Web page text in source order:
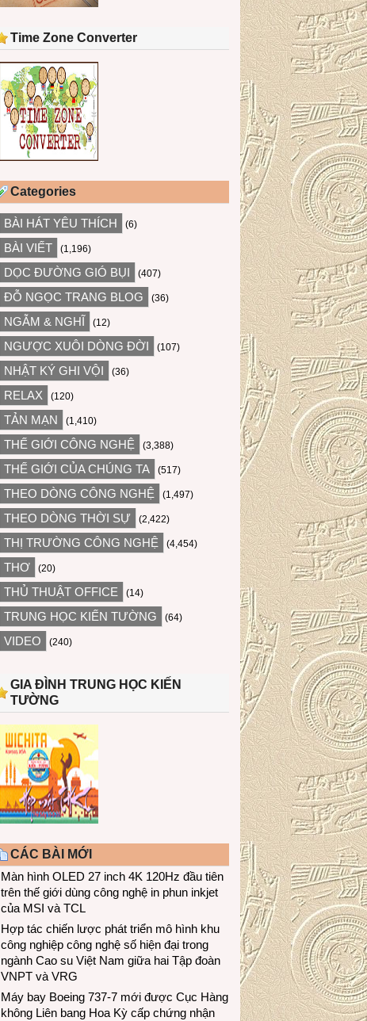
Time Zone Converter
Categories
BÀI HÁT YÊU THÍCH (6)
BÀI VIẾT (1,196)
DỌC ĐƯỜNG GIÓ BỤI (407)
ĐỖ NGỌC TRANG BLOG (36)
NGẪM & NGHĨ (12)
NGƯỢC XUÔI DÒNG ĐỜI (107)
NHẬT KÝ GHI VỘI (36)
RELAX (120)
TẢN MẠN (1,410)
THẾ GIỚI CÔNG NGHỆ (3,388)
THẾ GIỚI CỦA CHÚNG TA (517)
THEO DÒNG CÔNG NGHỆ (1,497)
THEO DÒNG THỜI SỰ (2,422)
THỊ TRƯỜNG CÔNG NGHỆ (4,454)
THƠ (20)
THỦ THUẬT OFFICE (14)
TRUNG HỌC KIẾN TƯỜNG (64)
VIDEO (240)
GIA ĐÌNH TRUNG HỌC KIẾN
TƯỜNG
CÁC BÀI MỚI
Màn hình OLED 27 inch 4K 120Hz đầu tiên
trên thế giới dùng công nghệ in phun inkjet
của MSI và TCL
Hợp tác chiến lược phát triển mô hình khu
công nghiệp công nghệ số hiện đại trong
ngành Cao su Việt Nam giữa hai Tập đoàn
VNPT và VRG
Máy bay Boeing 737-7 mới được Cục Hàng
không Liên bang Hoa Kỳ cấp chứng nhận